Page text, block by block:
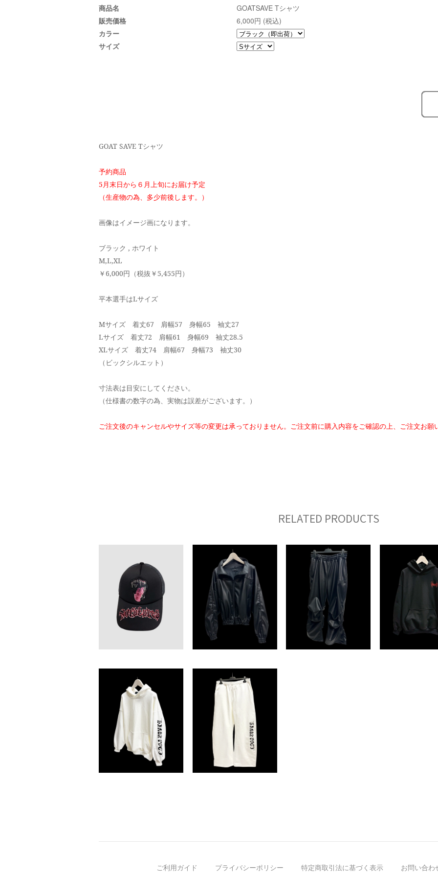
商品名
GOATSAVE Tシャツ
販売価格
6,000円 (税込)
カラー
サイズ
GOAT SAVE Tシャツ
予約商品
5月末日から６月上旬にお届け予定
（生産物の為、多少前後します。）
画像はイメージ画になります。
ブラック , ホワイト
M,L,XL
￥6,000円（税抜￥5,455円）
平本選手はLサイズ
Mサイズ 着丈67 肩幅57 身幅65 袖丈27
Lサイズ 着丈72 肩幅61 身幅69 袖丈28.5
XLサイズ 着丈74 肩幅67 身幅73 袖丈30
（ビックシルエット）
寸法表は目安にしてください。
（仕様書の数字の為、実物は誤差がございます。）
ご注文後のキャンセルやサイズ等の変更は承っておりません。 ご注文前に購入内容をご確認の上、ご注文お願
RELATED PRODUCTS
ご利用ガイド プライバシーポリシー 特定商取引法に基づく表示 お問い合わ